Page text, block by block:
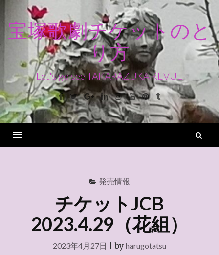
ン
ス
キ
ッ
宝塚歌劇チケットのと
り方
Let's go see TAKARAZUKA REVUE
Facebook
TwitterGoogle+LinkedinInstagram
YoutubePinterest
Tumblr
発売情報
チケットJCB
2023.4.29（花組）
2023年4月27日 |by harugotatsu